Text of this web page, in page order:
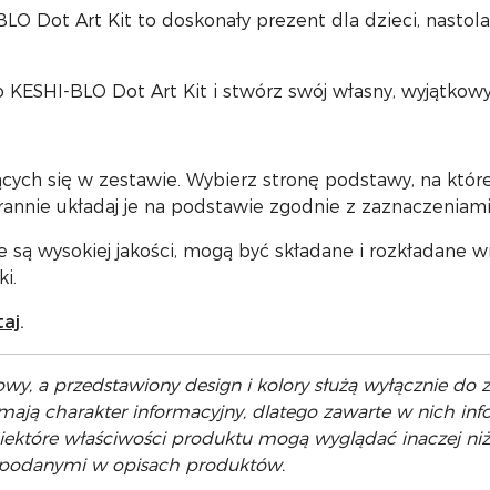
Dot Art Kit to doskonały prezent dla dzieci,
BLO Dot Art Kit i stwórz swój własny,
się w zestawie. Wybierz stronę podstawy, na
układaj je na podstawie zgodnie z
wysokiej jakości, mogą być składane i rozkładane
.
a przedstawiony design i kolory służą wyłącznie do
charakter informacyjny, dlatego zawarte w nich
właściwości produktu mogą wyglądać inaczej
w opisach produktów.